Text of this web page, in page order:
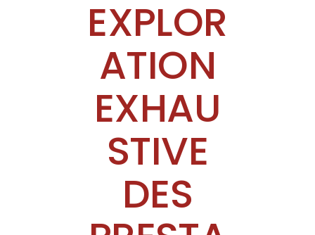
EXPLOR
ATION
EXHAU
STIVE
DES